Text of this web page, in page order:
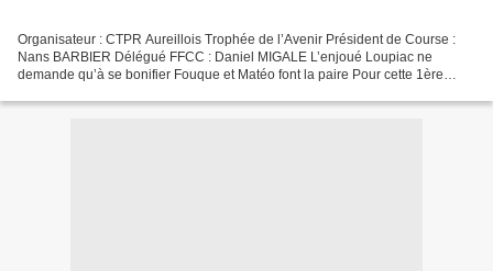
Organisateur : CTPR Aureillois Trophée de l’Avenir Président de Course :
Nans BARBIER Délégué FFCC : Daniel MIGALE L’enjoué Loupiac ne
demande qu’à se bonifier Fouque et Matéo font la paire Pour cette 1ère